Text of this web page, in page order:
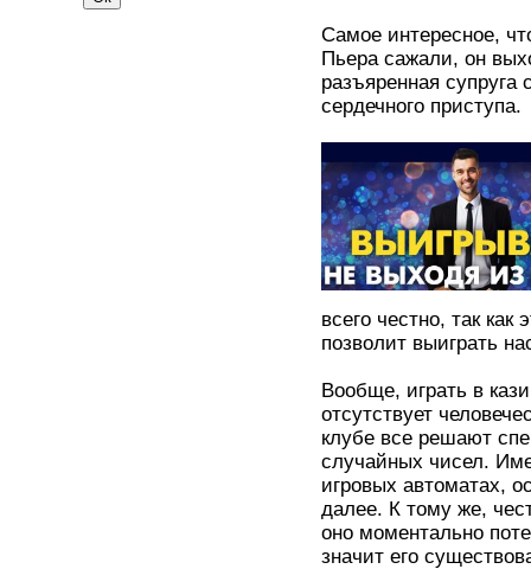
Самое интересное,
Пьера сажали, он
разъяренная
сердечного приступа.
всего честно, так как
позволит выиграть
Вообще, играть в
отсутствует
клубе все решают
случайных чисел.
игровых автоматах,
далее. К тому же,
оно моментально
значит его